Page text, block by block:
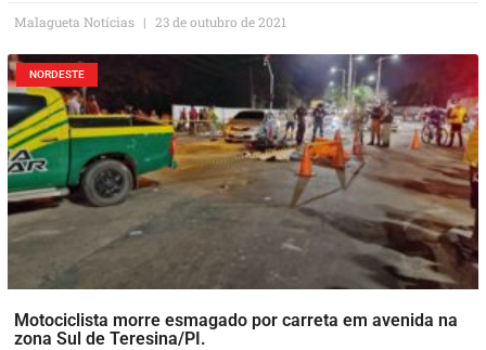
Malagueta Notícias 23 de outubro de 2021
NORDESTE
Motociclista morre esmagado por carreta em avenida na
zona Sul de Teresina/PI.